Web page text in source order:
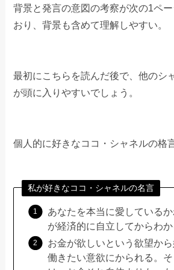
背景と発言の意図の考察が次の1ペ
おり、背景も含めて理解しやすい。
最初にこちらを読んだ後で、他のシ
が頭に入りやすいでしょう。
個人的に好きなココ・シャネルの格
私が好きなココ・シャネルの名言
あなたを本当に愛している
が経済的に自立してからわか
お金が欲しいという欲望か
働きたい意欲にかられる。